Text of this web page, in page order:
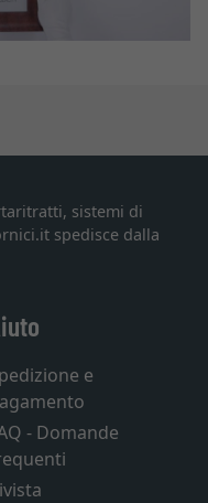
sistemi di
spedisce dalla
e
- Domande